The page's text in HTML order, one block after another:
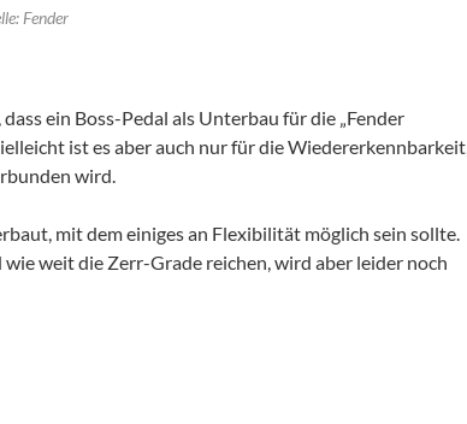
Fender
ein Boss-Pedal als Unterbau für die „Fender
ist es aber auch nur für die Wiedererkennbarkeit,
wird.
mit dem einiges an Flexibilität möglich sein sollte.
weit die Zerr-Grade reichen, wird aber leider noch